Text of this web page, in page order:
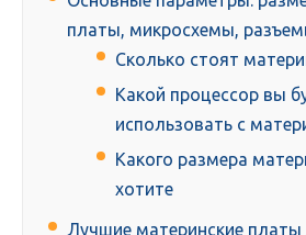
платы, микросхемы,
Сколько стоят
Какой процессор вы
использовать с
Какого размера
хотите
Лучшие материнские платы